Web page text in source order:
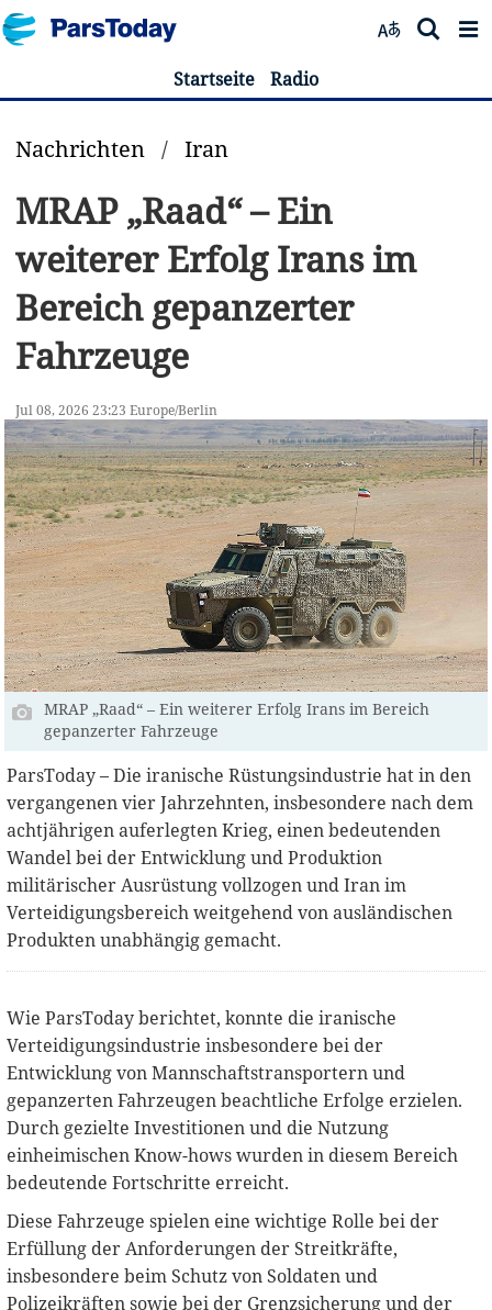
Startseite Radio
Nachrichten / Iran
MRAP „Raad“ – Ein
weiterer Erfolg Irans im
Bereich gepanzerter
Fahrzeuge
Jul 08, 2026 23:23 Europe/Berlin
MRAP „Raad“ – Ein weiterer Erfolg Irans im Bereich
gepanzerter Fahrzeuge
ParsToday – Die iranische Rüstungsindustrie hat in den
vergangenen vier Jahrzehnten, insbesondere nach dem
achtjährigen auferlegten Krieg, einen bedeutenden
Wandel bei der Entwicklung und Produktion
militärischer Ausrüstung vollzogen und Iran im
Verteidigungsbereich weitgehend von ausländischen
Produkten unabhängig gemacht.
Wie ParsToday berichtet, konnte die iranische
Verteidigungsindustrie insbesondere bei der
Entwicklung von Mannschaftstransportern und
gepanzerten Fahrzeugen beachtliche Erfolge erzielen.
Durch gezielte Investitionen und die Nutzung
einheimischen Know-hows wurden in diesem Bereich
bedeutende Fortschritte erreicht.
Diese Fahrzeuge spielen eine wichtige Rolle bei der
Erfüllung der Anforderungen der Streitkräfte,
insbesondere beim Schutz von Soldaten und
Polizeikräften sowie bei der Grenzsicherung und der